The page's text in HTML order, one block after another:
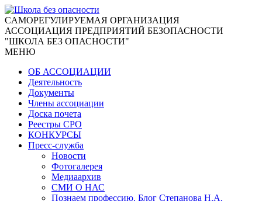
CАМОРЕГУЛИРУЕМАЯ ОРГАНИЗАЦИЯ
АССОЦИАЦИЯ ПРЕДПРИЯТИЙ БЕЗОПАСНОСТИ
"ШКОЛА БЕЗ ОПАСНОСТИ"
МЕНЮ
ОБ АССОЦИАЦИИ
Деятельность
Документы
Члены ассоциации
Доска почета
Реестры СРО
КОНКУРСЫ
Пресс-служба
Новости
Фотогалерея
Медиаархив
СМИ О НАС
Познаем профессию. Блог Степанова Н.А.